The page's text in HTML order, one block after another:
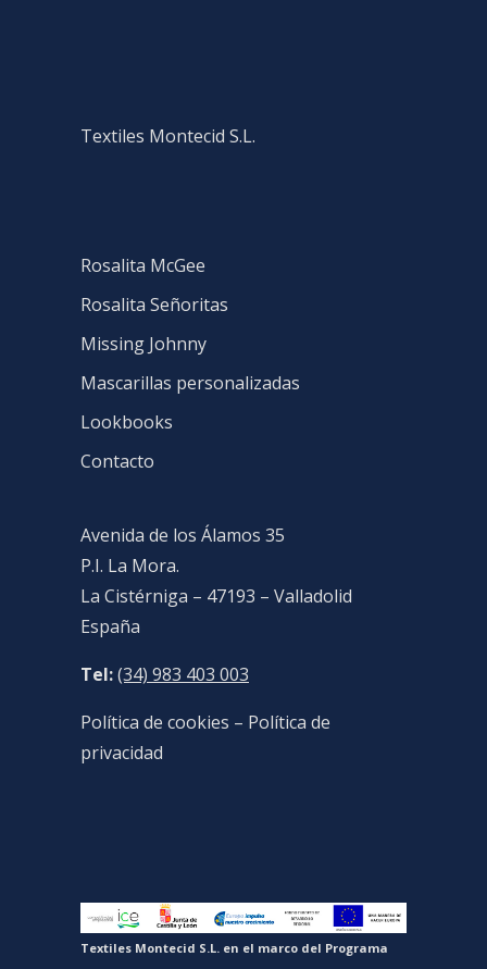
Textiles Montecid S.L.
Rosalita McGee
Rosalita Señoritas
Missing Johnny
Mascarillas personalizadas
Lookbooks
Contacto
Avenida de los Álamos 35
P.I. La Mora.
La Cistérniga – 47193 – Valladolid
España
Tel:(34) 983 403 003
Política de cookies – Política de
privacidad
Textiles Montecid S.L. en el marco del Programa